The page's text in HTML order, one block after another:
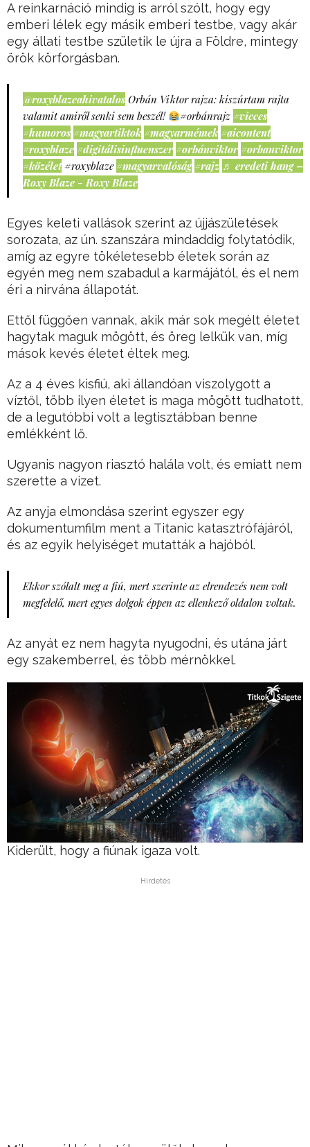
A reinkarnáció mindig is arról szólt, hogy egy
emberi lélek egy másik emberi testbe, vagy akár
egy állati testbe születik le újra a Földre, mintegy
örök körforgásban.
@roxyblazeahivatalos Orbán Viktor rajza: kiszúrtam rajta
valamit amiről senki sem beszél!
#orbánrajz #vicces
#humoros #magyartiktok #magyarmémek #aicontent
#roxyblaze #digitálisinfluenszer #orbánviktor #orbanviktor
#közélet #roxyblaze #magyarvalóság #rajz ♬ eredeti hang –
Roxy Blaze - Roxy Blaze
Egyes keleti vallások szerint az újjászületések
sorozata, az ún. szanszára mindaddig folytatódik,
amíg az egyre tökéletesebb életek során az
egyén meg nem szabadul a karmájától, és el nem
éri a nirvána állapotát.
Ettől függően vannak, akik már sok megélt életet
hagytak maguk mögött, és öreg lelkük van, míg
mások kevés életet éltek meg.
Az a 4 éves kisfiú, aki állandóan viszolygott a
víztől, több ilyen életet is maga mögött tudhatott,
de a legutóbbi volt a legtisztábban benne
emlékként lő.
Ugyanis nagyon riasztó halála volt, és emiatt nem
szerette a vizet.
Az anyja elmondása szerint egyszer egy
dokumentumfilm ment a Titanic katasztrófájáról,
és az egyik helyiséget mutatták a hajóból.
Ekkor szólalt meg a fiú, mert szerinte az elrendezés nem volt
megfelelő, mert egyes dolgok éppen az ellenkező oldalon voltak.
Az anyát ez nem hagyta nyugodni, és utána járt
egy szakemberrel, és több mérnökkel.
Kiderült, hogy a fiúnak igaza volt.
Hirdetés